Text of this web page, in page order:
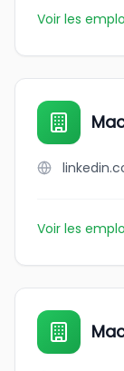
Voir les
Voir les